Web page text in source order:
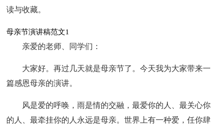
读与收藏。
母亲节演讲稿范文1
亲爱的老师、同学们：
大家好。再过几天就是母亲节了。今天我为大家带来一
篇感恩母亲的演讲。
风是爱的呼唤，雨是情的交融，最爱你的人、最关心你
的人、最牵挂你的人永远是母亲。世界上有一种爱，任你肆